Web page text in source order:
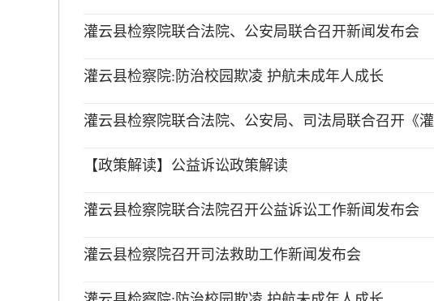
灌云县检察院联合法院、公安局联合召开新闻发布会
灌云县检察院:防治校园欺凌 护航未成年人成长
灌云县检察院联合法院、公安局、司法局联合召开《
【政策解读】公益诉讼政策解读
灌云县检察院联合法院召开公益诉讼工作新闻发布会
灌云县检察院召开司法救助工作新闻发布会